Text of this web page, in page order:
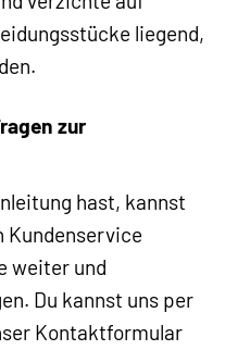
liegend,
zur
hast, kannst
Kundenservice
weiter und
Du kannst uns per
Kontaktformular